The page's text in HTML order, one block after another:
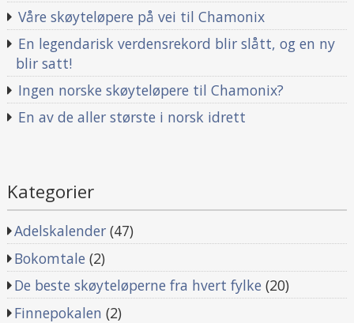
Våre skøyteløpere på vei til Chamonix
En legendarisk verdensrekord blir slått, og en ny
blir satt!
Ingen norske skøyteløpere til Chamonix?
En av de aller største i norsk idrett
Kategorier
Adelskalender (47)
Bokomtale (2)
De beste skøyteløperne fra hvert fylke (20)
Finnepokalen (2)